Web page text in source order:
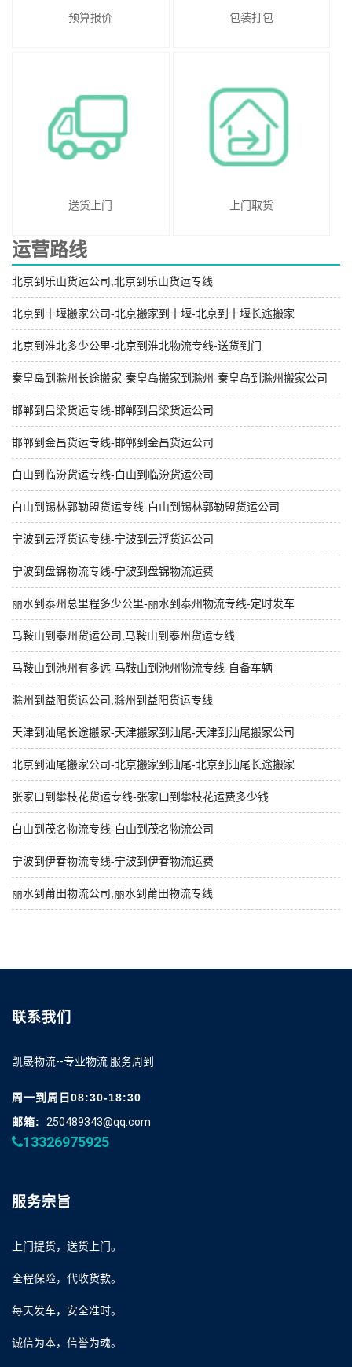
预算报价 包装打包
送货上门 上门取货
运营路线
北京到乐山货运公司,北京到乐山货运专线
北京到十堰搬家公司-北京搬家到十堰-北京到十堰长途搬家
北京到淮北多少公里-北京到淮北物流专线-送货到门
秦皇岛到滁州长途搬家-秦皇岛搬家到滁州-秦皇岛到滁州搬家公司
邯郸到吕梁货运专线-邯郸到吕梁货运公司
邯郸到金昌货运专线-邯郸到金昌货运公司
白山到临汾货运专线-白山到临汾货运公司
白山到锡林郭勒盟货运专线-白山到锡林郭勒盟货运公司
宁波到云浮货运专线-宁波到云浮货运公司
宁波到盘锦物流专线-宁波到盘锦物流运费
丽水到泰州总里程多少公里-丽水到泰州物流专线-定时发车
马鞍山到泰州货运公司,马鞍山到泰州货运专线
马鞍山到池州有多远-马鞍山到池州物流专线-自备车辆
滁州到益阳货运公司,滁州到益阳货运专线
天津到汕尾长途搬家-天津搬家到汕尾-天津到汕尾搬家公司
北京到汕尾搬家公司-北京搬家到汕尾-北京到汕尾长途搬家
张家口到攀枝花货运专线-张家口到攀枝花运费多少钱
白山到茂名物流专线-白山到茂名物流公司
宁波到伊春物流专线-宁波到伊春物流运费
丽水到莆田物流公司,丽水到莆田物流专线
联系我们
凯晟物流--专业物流 服务周到
周一到周日08:30-18:30
邮箱:
250489343@qq.com
13326975925
服务宗旨
上门提货，送货上门。
全程保险，代收货款。
每天发车，安全准时。
诚信为本，信誉为魂。